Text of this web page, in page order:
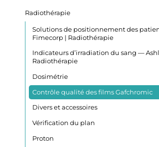
Radiothérapie
Solutions de positionnement des
Fimecorp | Radiothérapie
Indicateurs d’irradiation du sang —
Radiothérapie
Dosimétrie
Contrôle qualité des films Gafchromic
Divers et accessoires
Vérification du plan
Proton